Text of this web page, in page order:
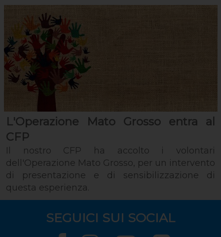
L'Operazione Mato Grosso entra al
CFP
Il nostro CFP ha accolto i volontari
dell'Operazione Mato Grosso, per un intervento
di presentazione e di sensibilizzazione di
questa esperienza.
SEGUICI SUI SOCIAL